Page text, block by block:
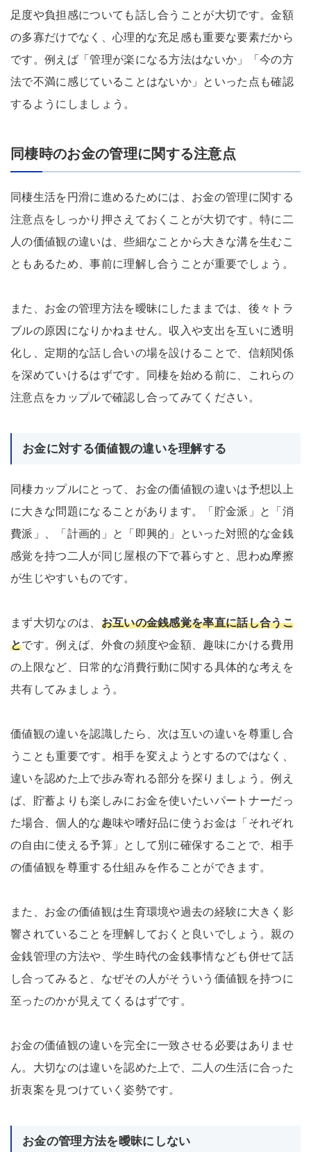
足度や負担感についても話し合うことが大切です。金額
の多寡だけでなく、心理的な充足感も重要な要素だから
です。例えば「管理が楽になる方法はないか」「今の方
法で不満に感じていることはないか」といった点も確認
するようにしましょう。
同棲時のお金の管理に関する注意点
同棲生活を円滑に進めるためには、お金の管理に関する
注意点をしっかり押さえておくことが大切です。特に二
人の価値観の違いは、些細なことから大きな溝を生むこ
ともあるため、事前に理解し合うことが重要でしょう。
また、お金の管理方法を曖昧にしたままでは、後々トラ
ブルの原因になりかねません。収入や支出を互いに透明
化し、定期的な話し合いの場を設けることで、信頼関係
を深めていけるはずです。同棲を始める前に、これらの
注意点をカップルで確認し合ってみてください。
お金に対する価値観の違いを理解する
同棲カップルにとって、お金の価値観の違いは予想以上
に大きな問題になることがあります。「貯金派」と「消
費派」、「計画的」と「即興的」といった対照的な金銭
感覚を持つ二人が同じ屋根の下で暮らすと、思わぬ摩擦
が生じやすいものです。
まず大切なのは、 お互いの金銭感覚を率直に話し合うこ
とです。例えば、外食の頻度や金額、趣味にかける費用
の上限など、日常的な消費行動に関する具体的な考えを
共有してみましょう。
価値観の違いを認識したら、次は互いの違いを尊重し合
うことも重要です。相手を変えようとするのではなく、
違いを認めた上で歩み寄れる部分を探りましょう。例え
ば、貯蓄よりも楽しみにお金を使いたいパートナーだっ
た場合、個人的な趣味や嗜好品に使うお金は「それぞれ
の自由に使える予算」として別に確保することで、相手
の価値観を尊重する仕組みを作ることができます。
また、お金の価値観は生育環境や過去の経験に大きく影
響されていることを理解しておくと良いでしょう。親の
金銭管理の方法や、学生時代の金銭事情なども併せて話
し合ってみると、なぜその人がそういう価値観を持つに
至ったのかが見えてくるはずです。
お金の価値観の違いを完全に一致させる必要はありませ
ん。大切なのは違いを認めた上で、二人の生活に合った
折衷案を見つけていく姿勢です。
お金の管理方法を曖昧にしない